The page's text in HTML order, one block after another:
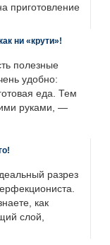
приготовление
ни «крути»!
полезные
удобно:
еда. Тем
руками, —
разрез
как
слой,